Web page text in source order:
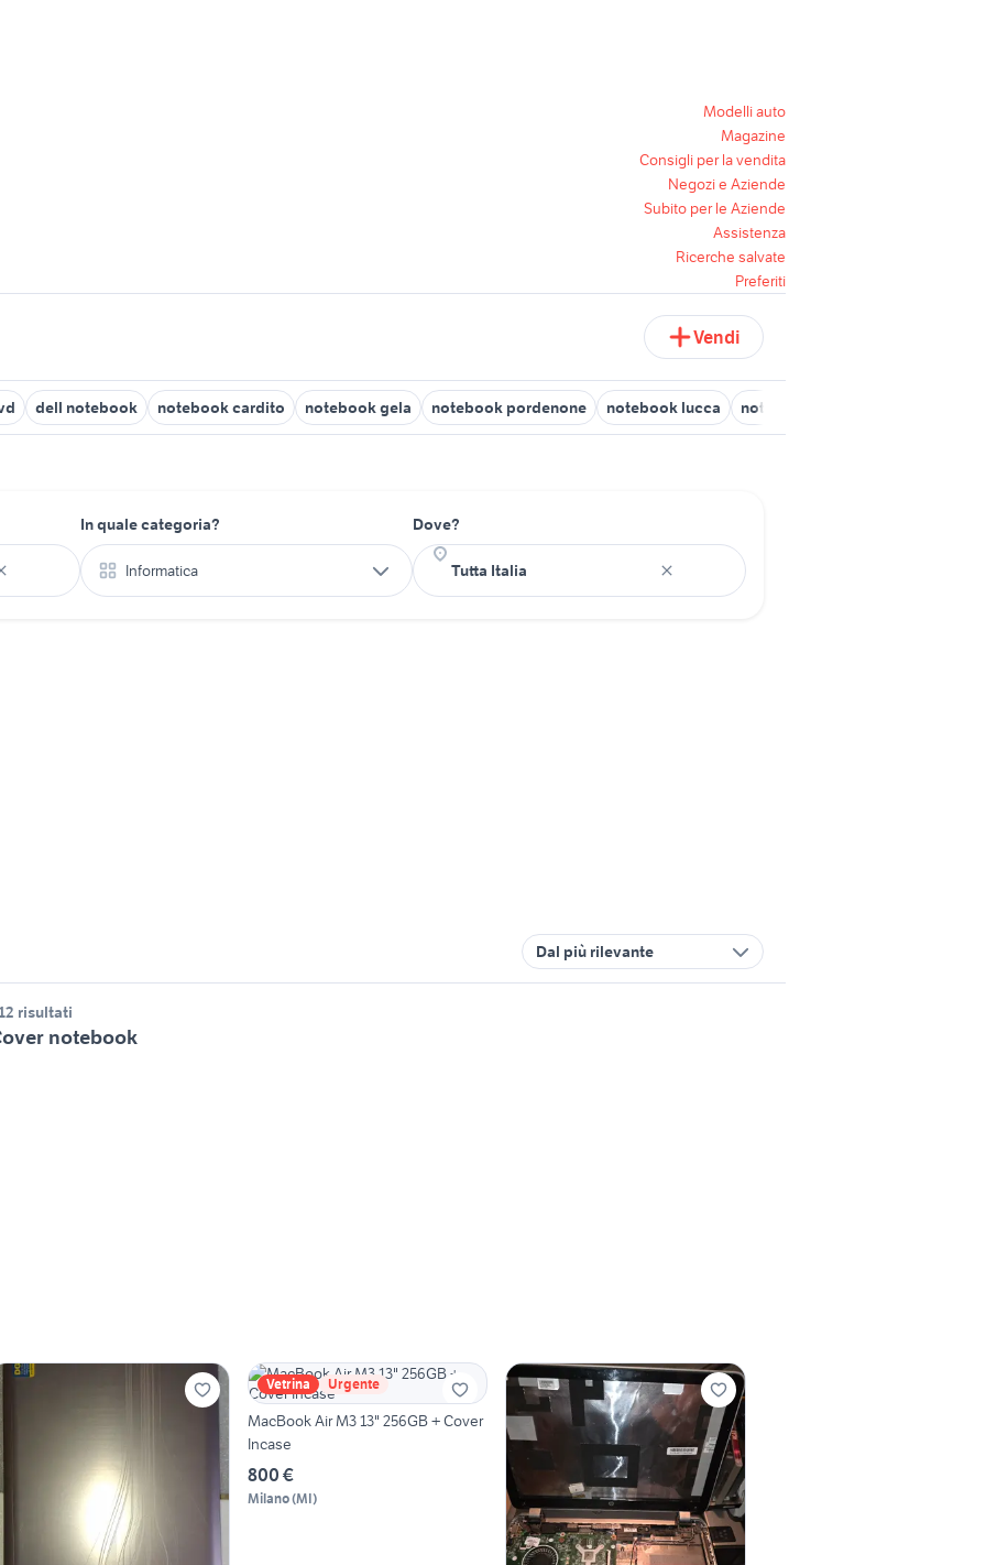
Modelli auto
Magazine
Consigli per la vendita
Negozi e Aziende
Subito per le Aziende
Assistenza
Ricerche salvate
Preferiti
Vendi
dell notebook notebook cardito notebook gela notebook pordenone notebook lucca notebook bitritto
In quale categoria?
Informatica
Dove?
Dal più rilevante
risultati
notebook
Vetrina Urgente
MacBook Air M3 13" 256GB + Cover
Incase
800 €
Milano(MI)